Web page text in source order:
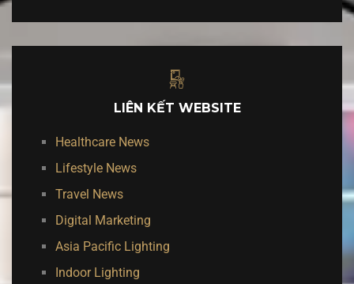
LIÊN KẾT WEBSITE
Healthcare News
Lifestyle News
Travel News
Digital Marketing
Asia Pacific Lighting
Indoor Lighting